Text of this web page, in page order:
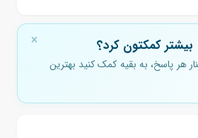
کمکتون کرد؟
هر پاسخ، به بقیه کمک کنید بهترین